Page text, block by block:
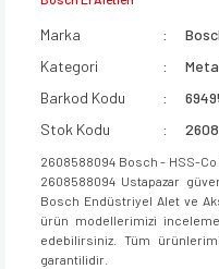
Marka
Kategori
Barkod Kodu
Stok Kodu
2608588094 Bosch - HSS-Co
2608588094 Ustapazar
Bosch Endüstriyel Alet ve
ürün modellerimizi
edebilirsiniz. Tüm
garantilidir.